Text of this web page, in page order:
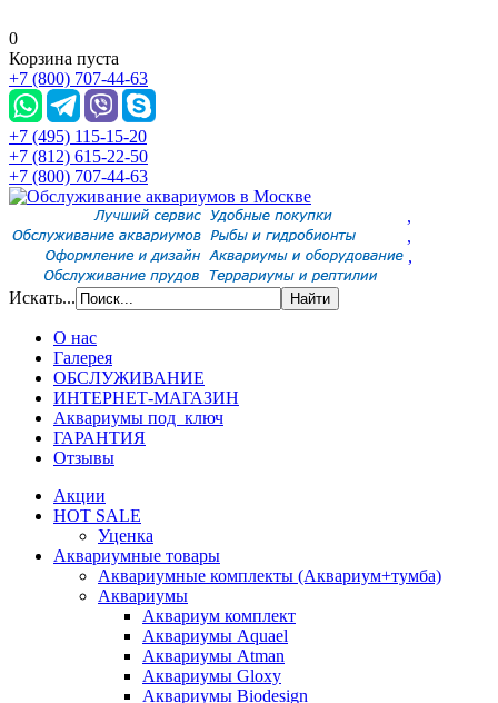
0
Корзина пуста
+7 (800) 707-44-63
+7 (495) 115-15-20
+7 (812) 615-22-50
+7 (800) 707-44-63
,
,
,
Искать...
О нас
Галерея
ОБСЛУЖИВАНИЕ
ИНТЕРНЕТ-МАГАЗИН
Аквариумы под ключ
ГАРАНТИЯ
Отзывы
Акции
HOT SALE
Уценка
Аквариумные товары
Аквариумные комплекты (Аквариум+тумба)
Аквариумы
Аквариум комплект
Аквариумы Aquael
Аквариумы Atman
Аквариумы Gloxy
Аквариумы Biodesign